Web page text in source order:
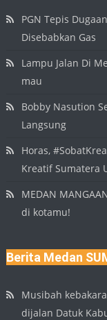
PGN Tepis
Disebabkan Gas
Lampu Jalan Di
mau
Bobby Nasution
Langsung
Horas,
Kreatif Sumatera
MEDAN
di kotamu!
Berita Medan
Musibah
dijalan Datuk